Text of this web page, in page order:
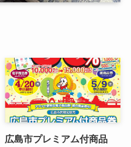
広島市プレミアム付商品